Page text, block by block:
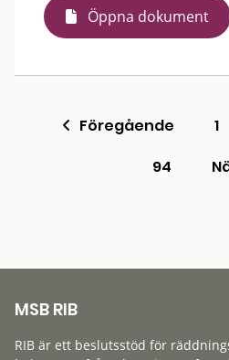
Öppna dokument
Föregående 1
94
MSB RIB
RIB är ett beslutsstöd för